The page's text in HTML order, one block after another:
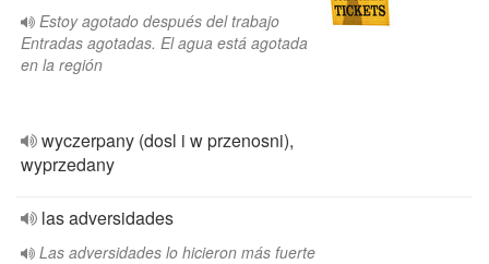
Estoy agotado después del trabajo
Entradas agotadas. El agua está agotada
en la región
wyczerpany (dosl i w przenosni),
wyprzedany
las adversidades
Las adversidades lo hicieron más fuerte